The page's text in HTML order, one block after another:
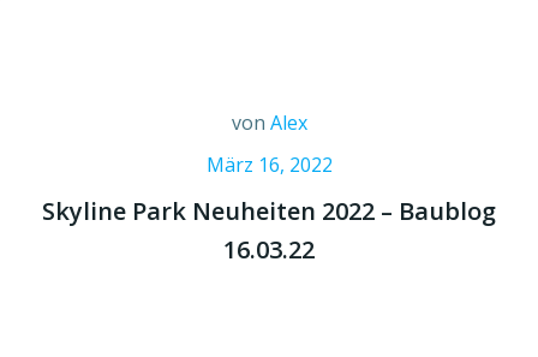
von Alex
März 16, 2022
Skyline Park Neuheiten 2022 – Baublog
16.03.22